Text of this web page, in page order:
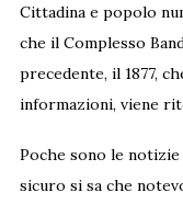
Cittadina e popolo
che il Complesso
precedente, il 1877,
informazioni, viene
Poche sono le
sicuro si sa che